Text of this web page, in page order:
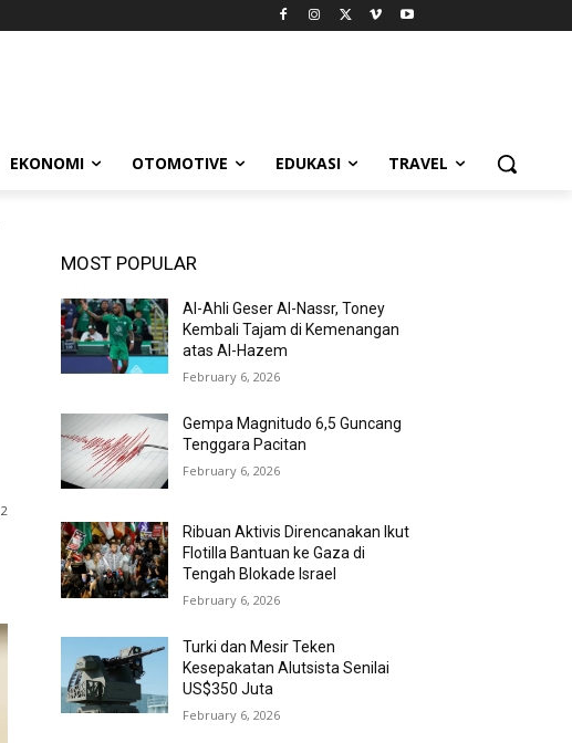
EKONOMI OTOMOTIVE EDUKASI TRAVEL
2
MOST POPULAR
Al-Ahli Geser Al-Nassr, Toney
Kembali Tajam di Kemenangan
atas Al-Hazem
February 6, 2026
Gempa Magnitudo 6,5 Guncang
Tenggara Pacitan
February 6, 2026
Ribuan Aktivis Direncanakan Ikut
Flotilla Bantuan ke Gaza di
Tengah Blokade Israel
February 6, 2026
Turki dan Mesir Teken
Kesepakatan Alutsista Senilai
US$350 Juta
February 6, 2026